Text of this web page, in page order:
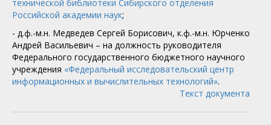
технической библиотеки Сибирского отделения
Российской академии наук;
- д.ф.-м.н. Медведев Сергей Борисович, к.ф.-м.н. Юрченко
Андрей Васильевич – на должность руководителя
Федерального государственного бюджетного научного
учреждения «Федеральный исследовательский центр
информационных и вычислительных технологий».
Текст документа